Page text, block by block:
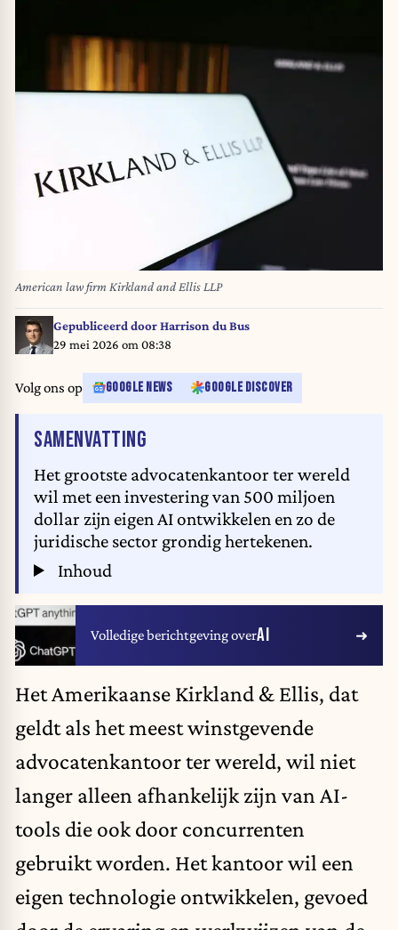
American law firm Kirkland and Ellis LLP
Gepubliceerd doorHarrison du Bus
29 mei 2026 om 08:38
Volg ons op GOOGLE NEWS GOOGLE DISCOVER
SAMENVATTING
Het grootste advocatenkantoor ter wereld
wil met een investering van 500 miljoen
dollar zijn eigen AI ontwikkelen en zo de
juridische sector grondig hertekenen.
Inhoud
Volledige berichtgeving overAI
Het Amerikaanse Kirkland & Ellis, dat
geldt als het meest winstgevende
advocatenkantoor ter wereld, wil niet
langer alleen afhankelijk zijn van AI-
tools die ook door concurrenten
gebruikt worden. Het kantoor wil een
eigen technologie ontwikkelen, gevoed